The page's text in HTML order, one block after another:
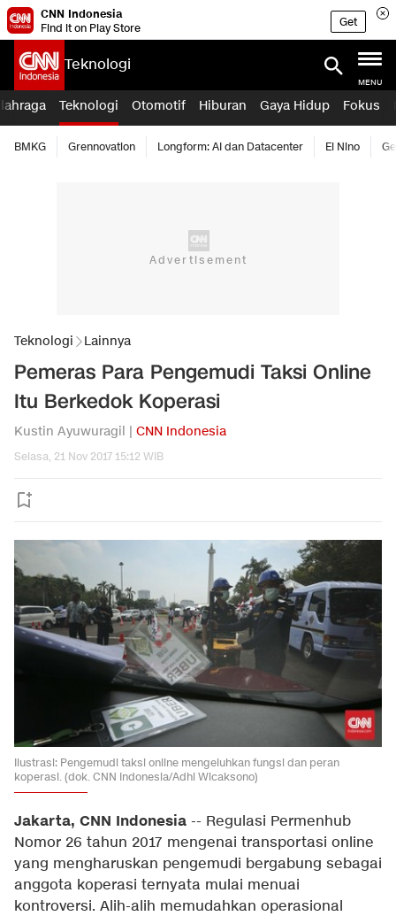
CNN Indonesia
Find it on Play Store
Get
Teknologi
MENU
Teknologi Otomotif Hiburan Gaya Hidup Fokus
BMKG Grennovation Longform: AI dan Datacenter El Nino
Teknologi Lainnya
Pemeras Para Pengemudi Taksi Online
Itu Berkedok Koperasi
Kustin Ayuwuragil | CNN Indonesia
Selasa, 21 Nov 2017 15:12 WIB
Ilustrasi: Pengemudi taksi online mengeluhkan fungsi dan peran
koperasi. (dok. CNN Indonesia/Adhi Wicaksono)
Jakarta, CNN Indonesia -- Regulasi Permenhub
Nomor 26 tahun 2017 mengenai transportasi online
yang mengharuskan pengemudi bergabung sebagai
anggota koperasi ternyata mulai menuai
kontroversi. Alih-alih memudahkan operasional